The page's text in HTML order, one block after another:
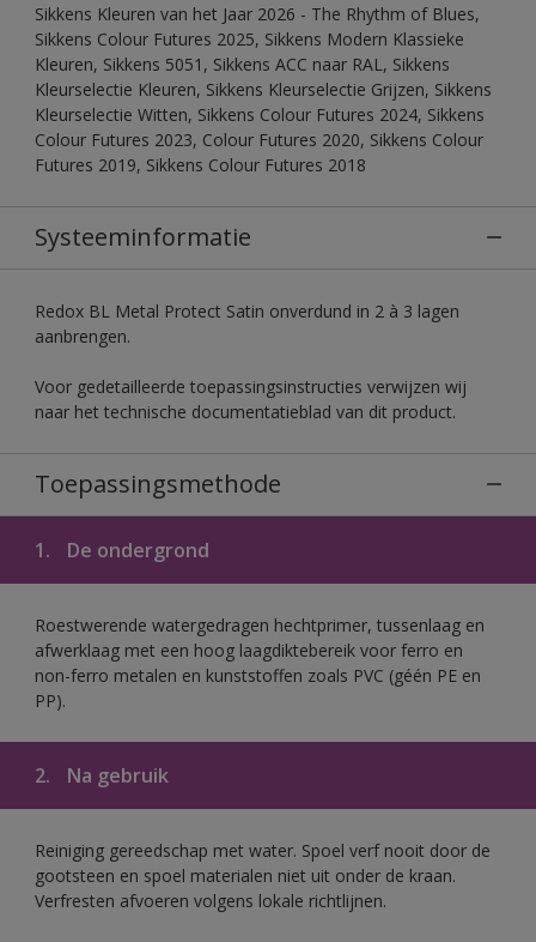
Sikkens Kleuren van het Jaar 2026 - The Rhythm of Blues,
Sikkens Colour Futures 2025, Sikkens Modern Klassieke
Kleuren, Sikkens 5051, Sikkens ACC naar RAL, Sikkens
Kleurselectie Kleuren, Sikkens Kleurselectie Grijzen, Sikkens
Kleurselectie Witten, Sikkens Colour Futures 2024, Sikkens
Colour Futures 2023, Colour Futures 2020, Sikkens Colour
Futures 2019, Sikkens Colour Futures 2018
Systeeminformatie
Redox BL Metal Protect Satin onverdund in 2 à 3 lagen
aanbrengen.
Voor gedetailleerde toepassingsinstructies verwijzen wij
naar het technische documentatieblad van dit product.
Toepassingsmethode
1. De ondergrond
Roestwerende watergedragen hechtprimer, tussenlaag en
afwerklaag met een hoog laagdiktebereik voor ferro en
non-ferro metalen en kunststoffen zoals PVC (géén PE en
PP).
2. Na gebruik
Reiniging gereedschap met water. Spoel verf nooit door de
gootsteen en spoel materialen niet uit onder de kraan.
Verfresten afvoeren volgens lokale richtlijnen.